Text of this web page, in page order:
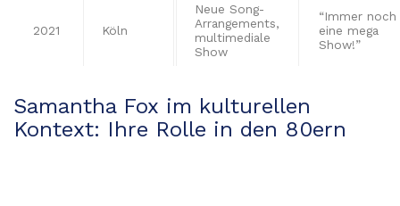
2021 Köln
Neue Song-
Arrangements,
multimediale
Show
“Immer noch
eine mega
Show!”
Samantha Fox im kulturellen
Kontext: Ihre Rolle in den 80ern